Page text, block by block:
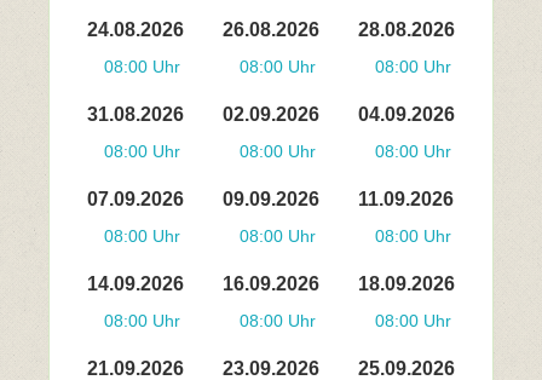
24.08.2026
08:00 Uhr
26.08.2026
08:00 Uhr
28.08.2026
08:00 Uhr
31.08.2026
08:00 Uhr
02.09.2026
08:00 Uhr
04.09.2026
08:00 Uhr
07.09.2026
08:00 Uhr
09.09.2026
08:00 Uhr
11.09.2026
08:00 Uhr
14.09.2026
08:00 Uhr
16.09.2026
08:00 Uhr
18.09.2026
08:00 Uhr
21.09.2026 23.09.2026 25.09.2026